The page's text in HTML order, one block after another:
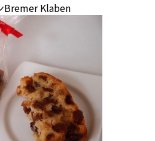
Bremer Klaben